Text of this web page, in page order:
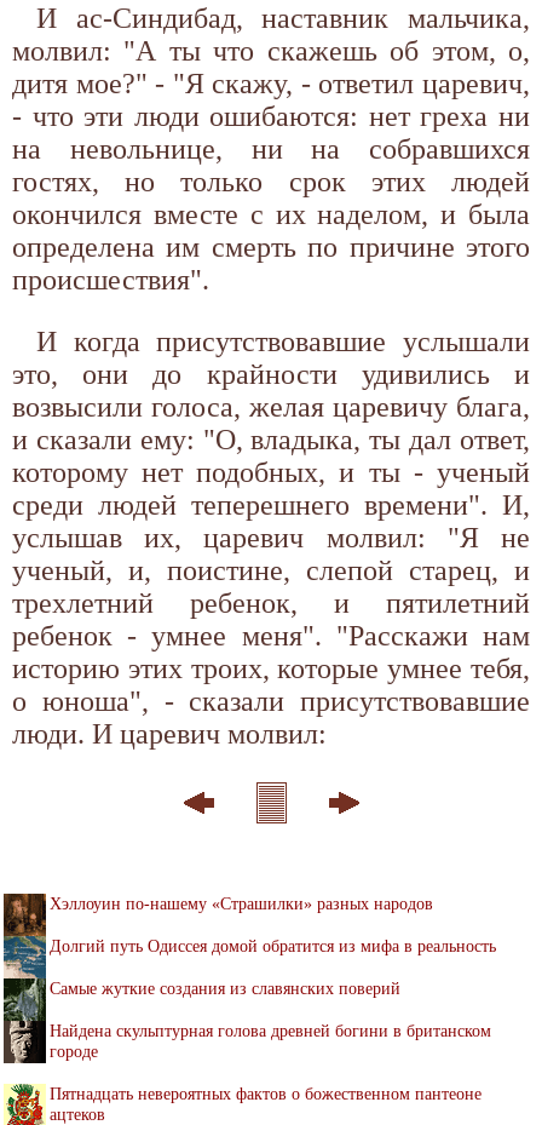
И ас-Синдибад, наставник мальчика,
молвил: "А ты что скажешь об этом, о,
дитя мое?" - "Я скажу, - ответил царевич,
- что эти люди ошибаются: нет греха ни
на невольнице, ни на собравшихся
гостях, но только срок этих людей
окончился вместе с их наделом, и была
определена им смерть по причине этого
происшествия".
И когда присутствовавшие услышали
это, они до крайности удивились и
возвысили голоса, желая царевичу блага,
и сказали ему: "О, владыка, ты дал ответ,
которому нет подобных, и ты - ученый
среди людей теперешнего времени". И,
услышав их, царевич молвил: "Я не
ученый, и, поистине, слепой старец, и
трехлетний ребенок, и пятилетний
ребенок - умнее меня". "Расскажи нам
историю этих троих, которые умнее тебя,
о юноша", - сказали присутствовавшие
люди. И царевич молвил:
Хэллоуин по-нашему «Страшилки» разных народов
Долгий путь Одиссея домой обратится из мифа в реальность
Самые жуткие создания из славянских поверий
Найдена скульптурная голова древней богини в британском
городе
Пятнадцать невероятных фактов о божественном пантеоне
ацтеков